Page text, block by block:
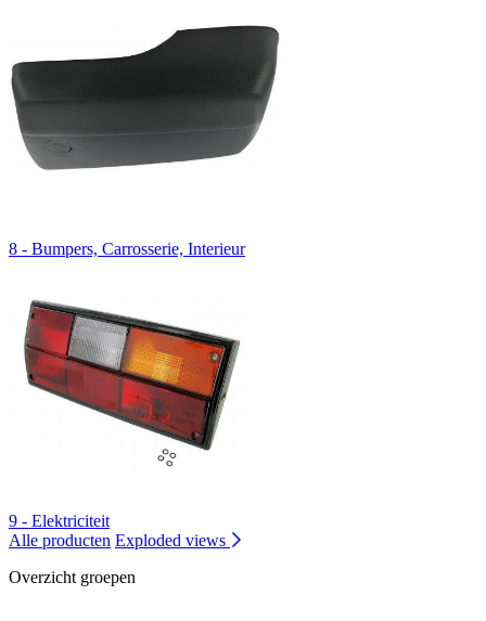
8 - Bumpers, Carrosserie, Interieur
9 - Elektriciteit
Alle producten Exploded views
Overzicht groepen